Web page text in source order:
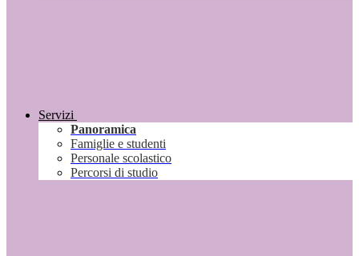
Servizi
Panoramica
Famiglie e studenti
Personale scolastico
Percorsi di studio